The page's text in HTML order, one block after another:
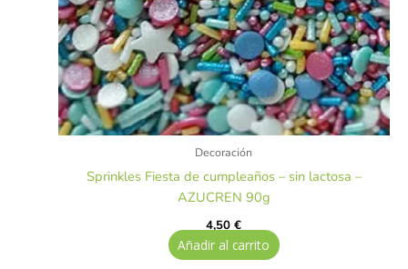
Decoración
Sprinkles Fiesta de cumpleaños – sin lactosa –
AZUCREN 90g
4,50€
Añadir al carrito